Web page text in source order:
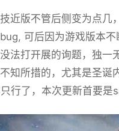
近版不管后侧变为点
可后因为游戏版本
法打开展的询题，独
知所措的，尤其是圣
行了，本次更新首要是